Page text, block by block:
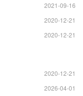
2021-09-16
2020-12-21
2020-12-21
2020-12-21
2026-04-01